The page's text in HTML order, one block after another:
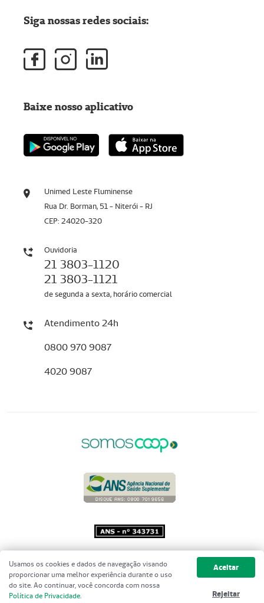
Unimed Leste Fluminense
Rua Dr. Borman, 51 - Niterói - RJ
CEP: 24020-320
Ouvidoria
21 3803-1120
21 3803-1121
de segunda a sexta, horário comercial
Atendimento 24h
0800 970 9087
4020 9087
Siga nossas redes sociais:
Baixe nosso aplicativo
Copyright 2001 - 2026 Unimed do
Brasil - Todos os direitos reservados
Usamos os cookies e dados de navegação visando
proporcionar uma melhor experiência durante o uso
do site. Ao continuar, você concorda com nossa
Política de Privacidade.
Aceitar
Rejeitar